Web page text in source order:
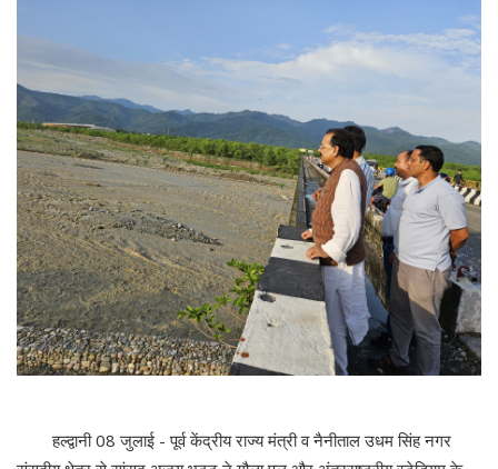
हल्द्वानी 08 जुलाई - पूर्व केंद्रीय राज्य मंत्री व नैनीताल उधम सिंह नगर